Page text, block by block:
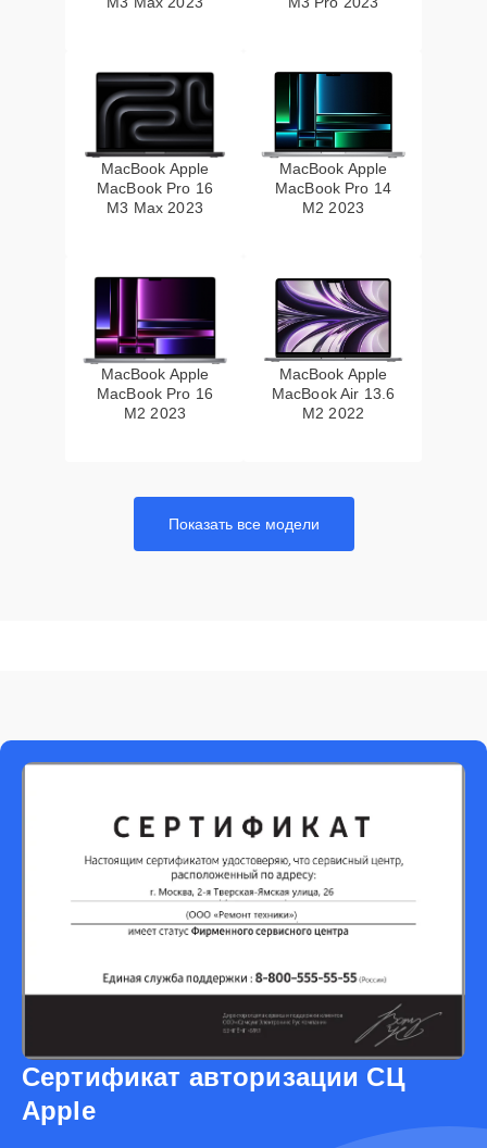
MacBook Apple
MacBook Pro 16
M3 Max 2023
MacBook Apple
MacBook Pro 14
M2 2023
MacBook Apple
MacBook Pro 16
M2 2023
MacBook Apple
MacBook Air 13.6
M2 2022
Показать все модели
Сертификат авторизации СЦ
Apple